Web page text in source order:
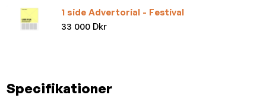
1 side Advertorial - Festival
33 000 Dkr
Specifikationer